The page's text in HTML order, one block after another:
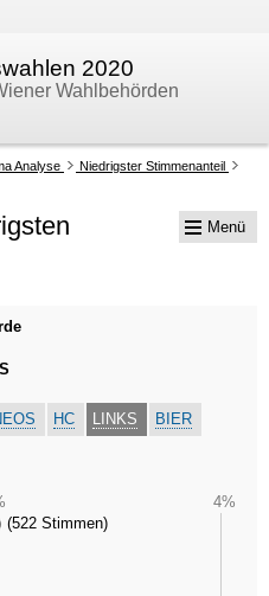
2020
Wahlbehörden
Analyse
Niedrigster Stimmenanteil
HC LINKS
BIER
4%
522 Stimmen
Menü